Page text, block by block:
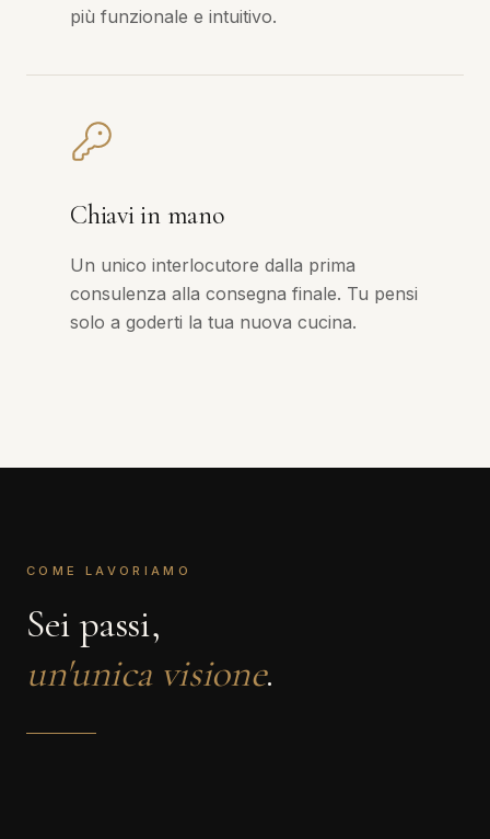
più funzionale e intuitivo.
Chiavi in mano
Un unico interlocutore dalla prima
consulenza alla consegna finale. Tu pensi
solo a goderti la tua nuova cucina.
COME LAVORIAMO
Sei passi,
un'unica visione.